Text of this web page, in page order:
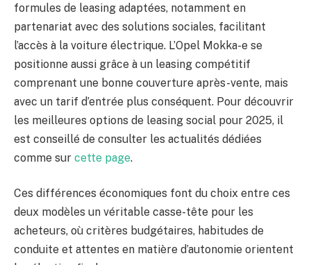
formules de leasing adaptées, notamment en
partenariat avec des solutions sociales, facilitant
l’accès à la voiture électrique. L’Opel Mokka-e se
positionne aussi grâce à un leasing compétitif
comprenant une bonne couverture après-vente, mais
avec un tarif d’entrée plus conséquent. Pour découvrir
les meilleures options de leasing social pour 2025, il
est conseillé de consulter les actualités dédiées
comme sur cette page.
Ces différences économiques font du choix entre ces
deux modèles un véritable casse-tête pour les
acheteurs, où critères budgétaires, habitudes de
conduite et attentes en matière d’autonomie orientent